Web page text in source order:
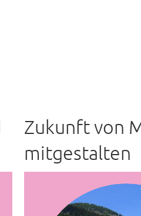
Zukunft von
mitgestalten